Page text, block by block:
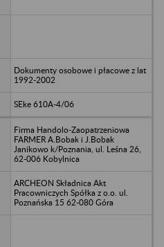
Dokumenty osobowe i płacowe z lat
1992-2002
SEke 610A-4/06
Firma Handolo-Zaopatrzeniowa
FARMER A.Bobak i J.Bobak
Janikowo k/Poznania, ul. Leśna 26,
62-006 Kobylnica
ARCHEON Składnica Akt
Pracowniczych Spółka z o.o. ul.
Poznańska 15 62-080 Góra